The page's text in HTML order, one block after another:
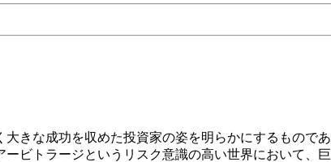
きな成功を収めた投資家の姿を明らかにするものであ
ビトラージというリスク意識の高い世界において、巨